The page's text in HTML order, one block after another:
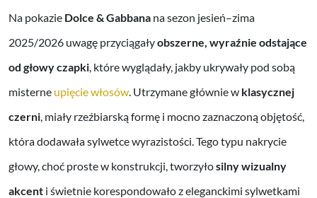
Na pokazie Dolce & Gabbana na sezon jesień–zima
2025/2026 uwagę przyciągałyobszerne, wyraźnie odstające
od głowy czapki, które wyglądały, jakby ukrywały pod sobą
misterne upięcie włosów. Utrzymane głównie w klasycznej
czerni, miały rzeźbiarską formę i mocno zaznaczoną objętość,
która dodawała sylwetce wyrazistości. Tego typu nakrycie
głowy, choć proste w konstrukcji, tworzyłosilny wizualny
akcent i świetnie korespondowało z eleganckimi sylwetkami